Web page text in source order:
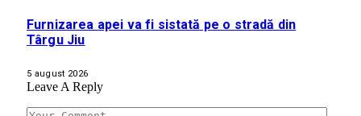
Furnizarea apei va fi sistată pe o stradă din
Târgu Jiu
5 august 2026
Leave A Reply